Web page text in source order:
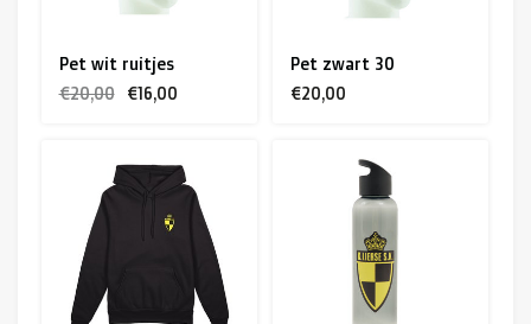
Pet wit ruitjes
€20,00
€16,00
Pet zwart 30
€20,00